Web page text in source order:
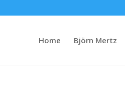
Home Björn Mertz